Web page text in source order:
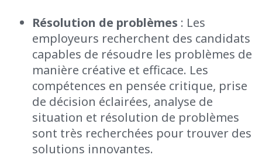
Résolution de problèmes : Les
employeurs recherchent des candidats
capables de résoudre les problèmes de
manière créative et efficace. Les
compétences en pensée critique, prise
de décision éclairées, analyse de
situation et résolution de problèmes
sont très recherchées pour trouver des
solutions innovantes.